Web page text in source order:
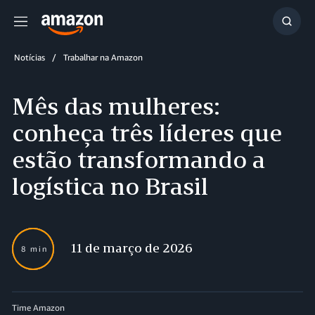
Menu
Notícias Trabalhar na Amazon
Mês das mulheres:
conheça três líderes que
estão transformando a
logística no Brasil
8 min 11 de março de 2026
Time Amazon